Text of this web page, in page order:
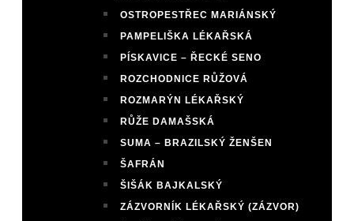
OSTROPESTŘEC MARIÁNSKÝ
PAMPELIŠKA LÉKAŘSKÁ
PÍSKAVICE – ŘECKÉ SENO
ROZCHODNICE RŮŽOVÁ
ROZMARÝN LÉKAŘSKÝ
RŮŽE DAMAŠSKÁ
SUMA – BRAZILSKÝ ŽENŠEN
ŠAFRÁN
ŠIŠÁK BAJKALSKÝ
ZÁZVORNÍK LÉKAŘSKÝ (ZÁZVOR)